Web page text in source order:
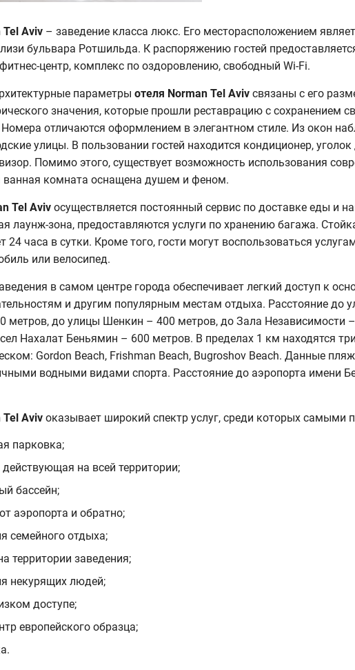
Aviv– заведение класса люкс. Его месторасположением
бульвара Ротшильда. К распоряжению гостей
центр, комплекс по оздоровлению, свободный Wi-Fi.
параметры отеля Norman Tel Aviv связаны с его
значения, которые прошли реставрацию с сохранением
отличаются оформлением в элегантном стиле. Из окон
улицы. В пользовании гостей находится кондиционер,
Помимо этого, существует возможность использования
ванная комната оснащена душем и феном.
Tel Aviv осуществляется постоянный сервис по доставке еды и
лаунж-зона, предоставляются услуги по хранению багажа.
24 часа в сутки. Кроме того, гости могут воспользоваться
или велосипед.
в самом центре города обеспечивает легкий доступ к
и другим популярным местам отдыха. Расстояние до
метров, до улицы Шенкин – 400 метров, до Зала Независимости
Нахалат Беньямин – 600 метров. В пределах 1 км находятся
Gordon Beach, Frishman Beach, Bugroshov Beach. Данные
водными видами спорта. Расстояние до аэропорта имени
Tel Aviv оказывает широкий спектр услуг, среди которых самыми
парковка;
действующая на всей территории;
бассейн;
аэропорта и обратно;
семейного отдыха;
территории заведения;
некурящих людей;
доступе;
европейского образца;